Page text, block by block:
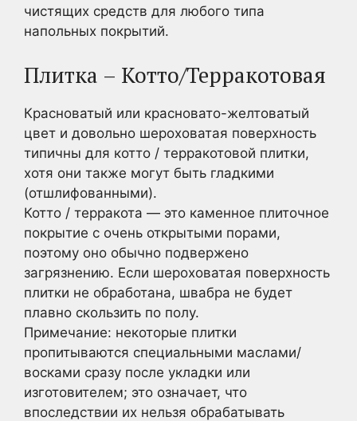
чистящих средств для любого типа
напольных покрытий.
Плитка – Котто/Терракотовая
Красноватый или красновато-желтоватый
цвет и довольно шероховатая поверхность
типичны для котто / терракотовой плитки,
хотя они также могут быть гладкими
(отшлифованными).
Котто / терракота — это каменное плиточное
покрытие с очень открытыми порами,
поэтому оно обычно подвержено
загрязнению. Если шероховатая поверхность
плитки не обработана, швабра не будет
плавно скользить по полу.
Примечание: некоторые плитки
пропитываются специальными маслами/
восками сразу после укладки или
изготовителем; это означает, что
впоследствии их нельзя обрабатывать